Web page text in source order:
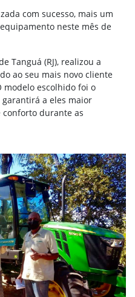
com sucesso, mais um
neste mês de
Tanguá (RJ), realizou a
ao seu mais novo cliente
modelo escolhido foi o
a eles maior
durante as